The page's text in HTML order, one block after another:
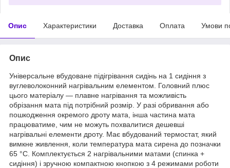
Опис Характеристики Доставка Оплата Умови
Опис
Універсальне вбудоване підігрівання сидінь на 1 сидіння з
вуглеволоконний нагрівальним елементом. Головний плюс
цього матеріалу — плавне нагрівання та можливість
обрізання мата під потрібний розмір. У разі обривання або
пошкодження окремого дроту мата, інша частина мата
працюватиме, чим не можуть похвалитися дешевші
нагрівальні елементи дроту. Має вбудований термостат, який
вимкне живлення, коли температура мата сирена до позначки
65 °C. Комплектується 2 нагрівальними матами (спинка +
сидіння) і зручною компактною кнопкою з 4 режимами роботи